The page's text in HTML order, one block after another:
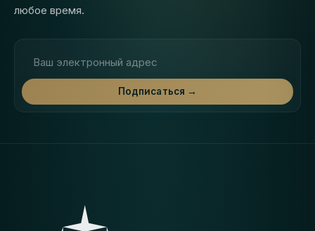
любое время.
Подписаться →